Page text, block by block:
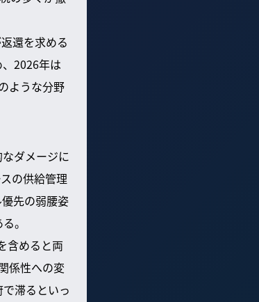
還を求める
2026年は
ような分野
ダメージに
の供給管理
先の弱腰姿
。
含めると両
係性への変
滞るといっ